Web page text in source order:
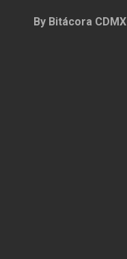
By Bitácora CDMX